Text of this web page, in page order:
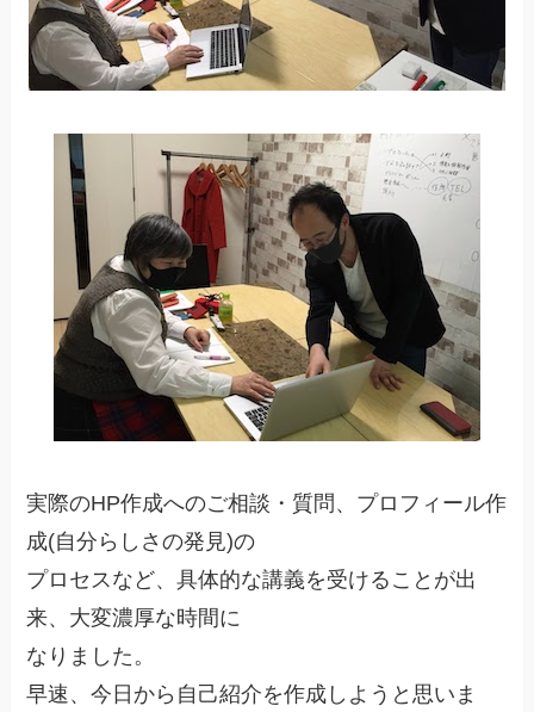
実際のHP作成へのご相談・質問、プロフィール作
成(自分らしさの発見)の
プロセスなど、具体的な講義を受けることが出
来、大変濃厚な時間に
なりました。
早速、今日から自己紹介を作成しようと思いま